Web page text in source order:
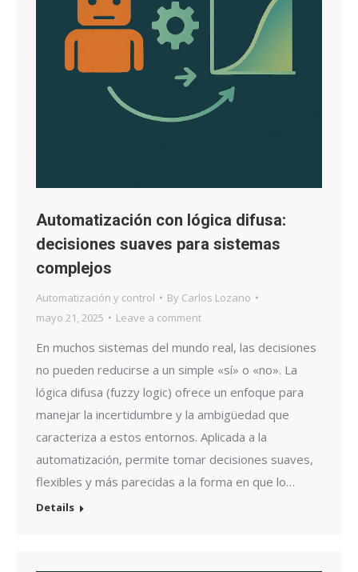
Automatización con lógica difusa:
decisiones suaves para sistemas
complejos
Automatización y control By Carlos Lozano
mayo 21, 2025
Leave a comment
En muchos sistemas del mundo real, las decisiones
no pueden reducirse a un simple «sí» o «no». La
lógica difusa (fuzzy logic) ofrece un enfoque para
manejar la incertidumbre y la ambigüedad que
caracteriza a estos entornos. Aplicada a la
automatización, permite tomar decisiones suaves,
flexibles y más parecidas a la forma en que lo…
Details